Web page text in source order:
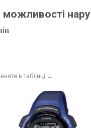
можливості
в таблиці →